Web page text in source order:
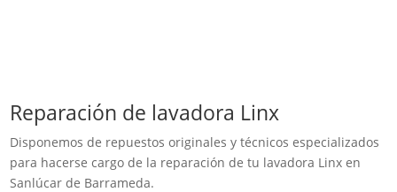
Reparación de lavadora Linx
Disponemos de repuestos originales y técnicos especializados
para hacerse cargo de la reparación de tu lavadora Linx en
Sanlúcar de Barrameda.